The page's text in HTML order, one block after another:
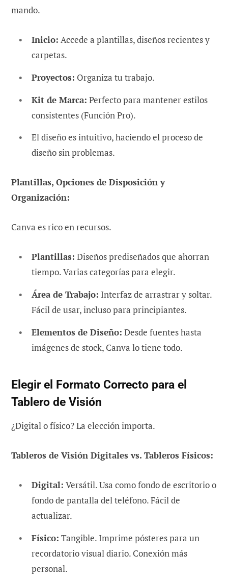
mando.
Inicio: Accede a plantillas, diseños recientes y
carpetas.
Proyectos: Organiza tu trabajo.
Kit de Marca: Perfecto para mantener estilos
consistentes (Función Pro).
El diseño es intuitivo, haciendo el proceso de
diseño sin problemas.
Plantillas, Opciones de Disposición y
Organización:
Canva es rico en recursos.
Plantillas: Diseños prediseñados que ahorran
tiempo. Varias categorías para elegir.
Área de Trabajo: Interfaz de arrastrar y soltar.
Fácil de usar, incluso para principiantes.
Elementos de Diseño: Desde fuentes hasta
imágenes de stock, Canva lo tiene todo.
Elegir el Formato Correcto para el
Tablero de Visión
¿Digital o físico? La elección importa.
Tableros de Visión Digitales vs. Tableros Físicos:
Digital: Versátil. Usa como fondo de escritorio o
fondo de pantalla del teléfono. Fácil de
actualizar.
Físico: Tangible. Imprime pósteres para un
recordatorio visual diario. Conexión más
personal.